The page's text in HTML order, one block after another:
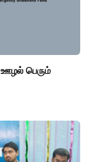
ஊழல் பெரும்